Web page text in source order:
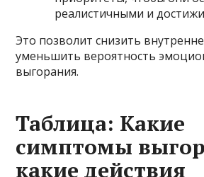
реалистичными и
Это позволит снизить
уменьшить вероятность
выгорания.
Таблица: Какие
симптомы
какие действия